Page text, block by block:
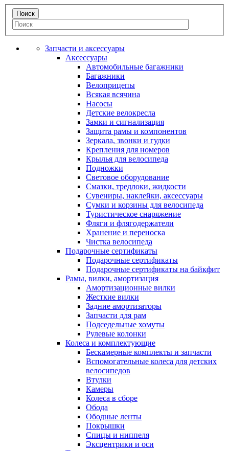
Запчасти и аксессуары
Аксессуары
Автомобильные багажники
Багажники
Велоприцепы
Всякая всячина
Насосы
Детские велокресла
Замки и сигнализация
Защита рамы и компонентов
Зеркала, звонки и гудки
Крепления для номеров
Крылья для велосипеда
Подножки
Световое оборудование
Смазки, тредлоки, жидкости
Сувениры, наклейки, аксессуары
Сумки и корзины для велосипеда
Туристическое снаряжение
Фляги и флягодержатели
Хранение и переноска
Чистка велосипеда
Подарочные сертификаты
Подарочные сертификаты
Подарочные сертификаты на байкфит
Рамы, вилки, амортизация
Амортизационные вилки
Жесткие вилки
Задние амортизаторы
Запчасти для рам
Подседельные хомуты
Рулевые колонки
Колеса и комплектующие
Бескамерные комплекты и запчасти
Вспомогательные колеса для детских
велосипедов
Втулки
Камеры
Колеса в сборе
Обода
Ободные ленты
Покрышки
Спицы и ниппеля
Эксцентрики и оси